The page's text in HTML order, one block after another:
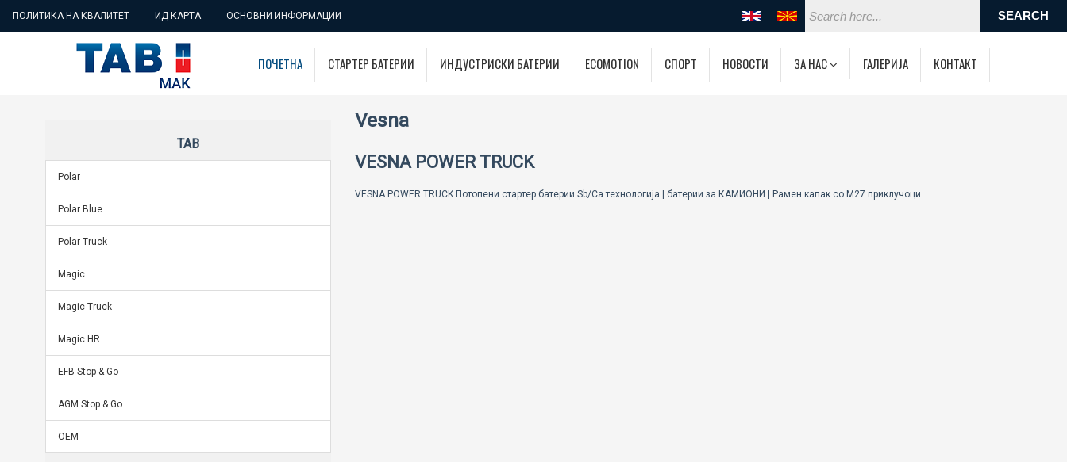
ПОЛИТИКА НА КВАЛИТЕТ ИД КАРТА ОСНОВНИ ИНФОРМАЦИИ
ПОЧЕТНА СТАРТЕР БАТЕРИИ ИНДУСТРИСКИ БАТЕРИИ ECOMOTION СПОРТ НОВОСТИ ЗА НАС ГАЛЕРИЈА КОНТАКТ
TAB
Polar
Polar Blue
Polar Truck
Magic
Magic Truck
Magic HR
EFB Stop & Go
AGM Stop & Go
OEM
Vesna
VESNA POWER TRUCK
VESNA POWER TRUCK Потопени стартер батерии Sb/Ca технологија | батерии за КАМИОНИ | Рамен капак со M27 приклучоци